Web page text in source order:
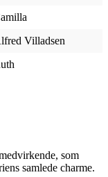
Villadsen
som
samlede charme.